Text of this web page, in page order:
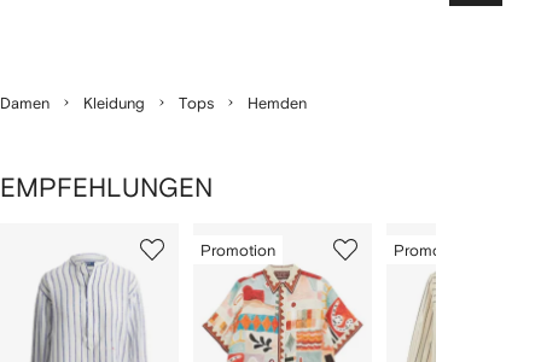
Damen Kleidung Tops Hemden
EMPFEHLUNGEN
von
Promotion
von
Promotion